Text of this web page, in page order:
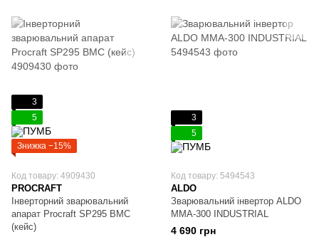
3
5
Знижка −15%
Код товару: 4909430
PROCRAFT
Інверторний зварювальний
апарат Procraft SP295 ВМС
(кейс)
3
5
Код товару: 5494543
ALDO
Зварювальний інвертор ALDO
MMA-300 INDUSTRIAL
4 690 грн